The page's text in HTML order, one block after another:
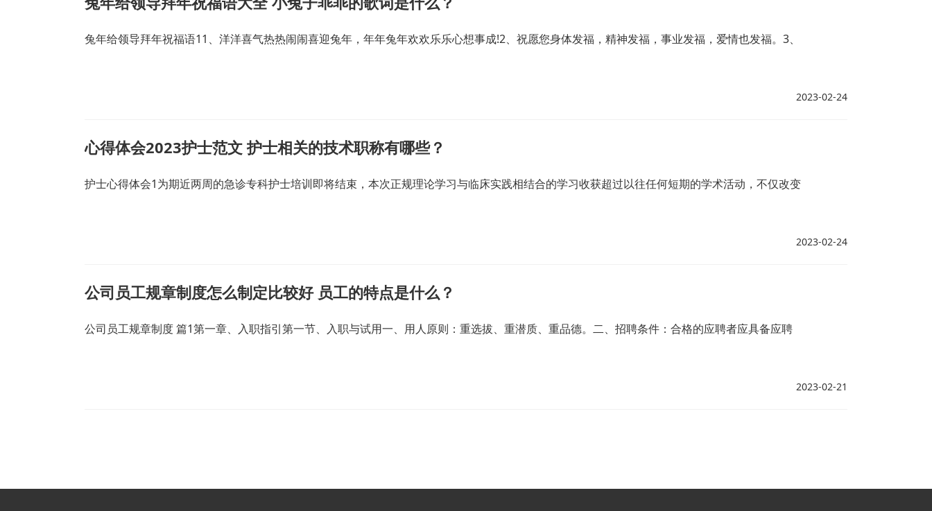
兔年给领导拜年祝福语11、洋洋喜气热热闹闹喜迎兔年，年年兔年欢欢乐乐心想事成!2、祝愿您身体发福，精神发福，事业发福，爱情也发福。3、
2023-02-24
心得体会2023护士范文 护士相关的技术职称有哪些？
护士心得体会1为期近两周的急诊专科护士培训即将结束，本次正规理论学习与临床实践相结合的学习收获超过以往任何短期的学术活动，不仅改变
2023-02-24
公司员工规章制度怎么制定比较好 员工的特点是什么？
公司员工规章制度 篇1第一章、入职指引第一节、入职与试用一、用人原则：重选拔、重潜质、重品德。二、招聘条件：合格的应聘者应具备应聘
2023-02-21